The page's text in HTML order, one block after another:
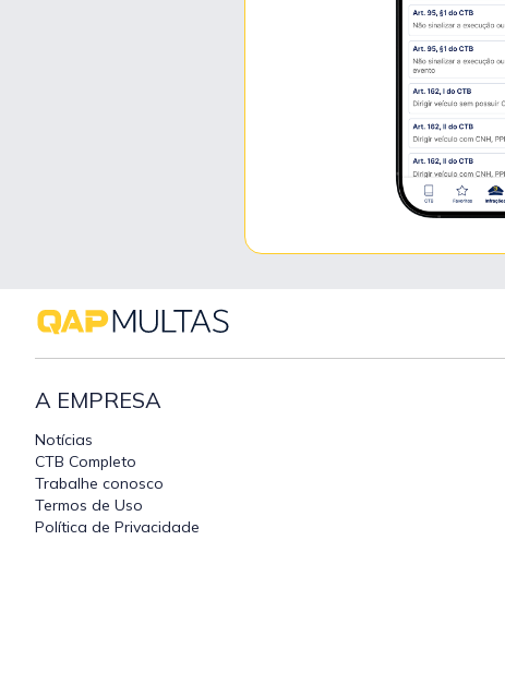
A EMPRESA
Notícias
CTB Completo
Trabalhe conosco
Termos de Uso
Política de Privacidade